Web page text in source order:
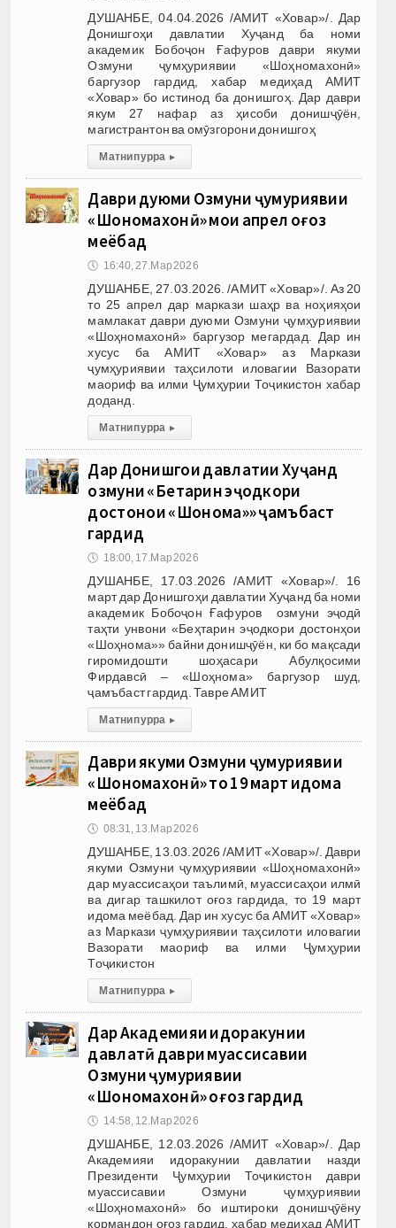
ДУШАНБЕ, 04.04.2026 /АМИТ «Ховар»/. Дар
Донишгоҳи давлатии Хуҷанд ба номи
академик Бобоҷон Ғафуров даври якуми
Озмуни ҷумҳуриявии «Шоҳномахонӣ»
баргузор гардид, хабар медиҳад АМИТ
«Ховар» бо истинод ба донишгоҳ. Дар даври
якум 27 нафар аз ҳисоби донишҷӯён,
магистрантон ва омӯзгорони донишгоҳ
Матни пурра ▸
Даври дуюми Озмуни ҷумҳуриявии
«Шоҳномахонӣ» моҳи апрел оғоз
меёбад
🕔 16:40, 27.Мар 2026
ДУШАНБЕ, 27.03.2026. /АМИТ «Ховар»/. Аз 20
то 25 апрел дар маркази шаҳр ва ноҳияҳои
мамлакат даври дуюми Озмуни ҷумҳуриявии
«Шоҳномахонӣ» баргузор мегардад. Дар ин
хусус ба АМИТ «Ховар» аз Маркази
ҷумҳуриявии таҳсилоти иловагии Вазорати
маориф ва илми Ҷумҳурии Тоҷикистон хабар
доданд.
Матни пурра ▸
Дар Донишгоҳи давлатии Хуҷанд
озмуни «Беҳтарин эҷодкори
достонҳои «Шоҳнома»» ҷамъбаст
гардид
🕔 18:00, 17.Мар 2026
ДУШАНБЕ, 17.03.2026 /АМИТ «Ховар»/. 16
март дар Донишгоҳи давлатии Хуҷанд ба номи
академик Бобоҷон Ғафуров озмуни эҷодӣ
таҳти унвони «Беҳтарин эҷодкори достонҳои
«Шоҳнома»» байни донишҷӯён, ки бо мақсади
гиромидошти шоҳасари Абулқосими
Фирдавсӣ – «Шоҳнома» баргузор шуд,
ҷамъбаст гардид. Тавре АМИТ
Матни пурра ▸
Даври якуми Озмуни ҷумҳуриявии
«Шоҳномахонӣ» то 19 март идома
меёбад
🕔 08:31, 13.Мар 2026
ДУШАНБЕ, 13.03.2026 /АМИТ «Ховар»/. Даври
якуми Озмуни ҷумҳуриявии «Шоҳномахонӣ»
дар муассисаҳои таълимӣ, муассисаҳои илмӣ
ва дигар ташкилот оғоз гардида, то 19 март
идома меёбад. Дар ин хусус ба АМИТ «Ховар»
аз Маркази ҷумҳуриявии таҳсилоти иловагии
Вазорати маориф ва илми Ҷумҳурии
Тоҷикистон
Матни пурра ▸
Дар Академияи идоракунии
давлатӣ даври муассисавии
Озмуни ҷумҳуриявии
«Шоҳномахонӣ» оғоз гардид
🕔 14:58, 12.Мар 2026
ДУШАНБЕ, 12.03.2026 /АМИТ «Ховар»/. Дар
Академияи идоракунии давлатии назди
Президенти Ҷумҳурии Тоҷикистон даври
муассисавии Озмуни ҷумҳуриявии
«Шоҳномахонӣ» бо иштироки донишҷӯёну
кормандон оғоз гардид, хабар медиҳад АМИТ